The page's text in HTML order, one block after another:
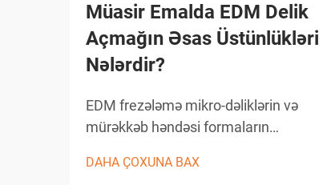
Müasir Emalda EDM Delik
Açmağın Əsas Üstünlükləri
Nələrdir?
EDM frezələmə mikro-dəliklərin və
mürəkkəb həndəsi formaların
çoxfunksiyalılıq təmin edərək dəqiq
DAHA ÇOXUNA BAX